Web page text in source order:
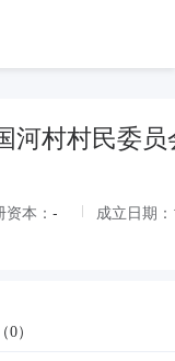
河村村民委员
本： - 成立日期：
（0）